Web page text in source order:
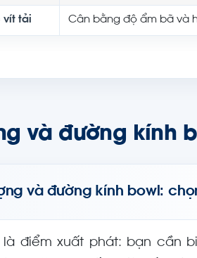
vít tải Cân bằng độ ẩm bã và
và đường kính
và đường kính bowl:
là điểm xuất phát: bạn cần